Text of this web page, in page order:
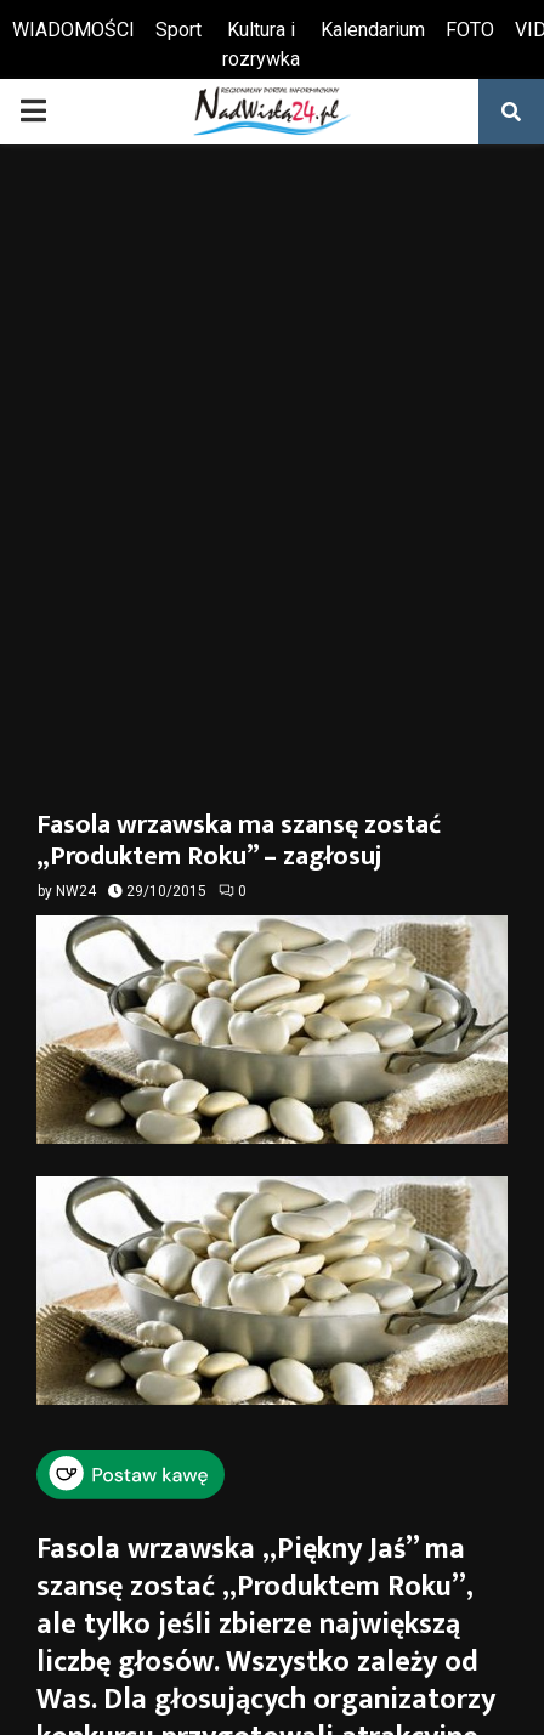
Otwórz pasek narzędzi
WIADOMOŚCI Sport
Kultura i
rozrywka
Kalendarium FOTO
PRIMARY
Fasola wrzawska ma szansę zostać
„Produktem Roku” – zagłosuj
by NW24 29/10/2015 0
Fasola wrzawska „Piękny Jaś” ma
szansę zostać „Produktem Roku”,
ale tylko jeśli zbierze największą
liczbę głosów. Wszystko zależy od
Was. Dla głosujących organizatorzy